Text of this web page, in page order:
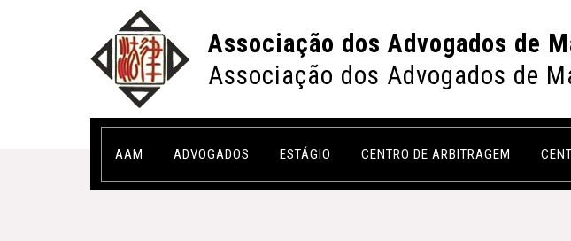
Associação dos Advogados de
Associação dos Advogados de
AAM ADVOGADOS ESTÁGIO CENTRO DE ARBITRAGEM